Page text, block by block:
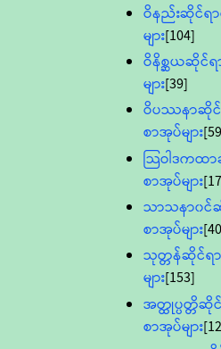
ဝိနည်းဆိုင်ရ
များ[104]
ဝိနိစ္ဆယဆိုင်
များ[39]
ဝိပဿနာဆိုင်
စာအုပ်များ
သြဝါဒကထ
စာအုပ်များ
သာသနာ၀င်
စာအုပ်များ
သုတ္တန်ဆိုင်ရ
များ[153]
အတ္ထုပ္ပတ္တိဆို
စာအုပ်များ